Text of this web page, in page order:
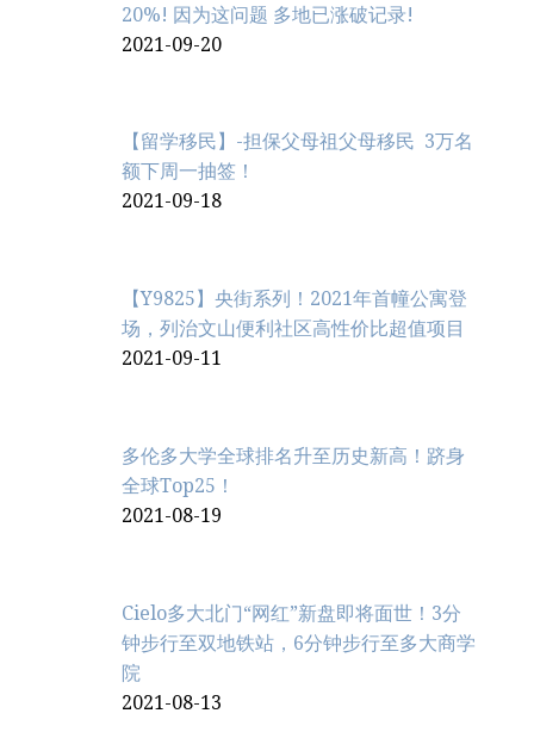
20%! 因为这问题 多地已涨破记录!
2021-09-20
【留学移民】-担保父母祖父母移民 3万名
额下周一抽签！
2021-09-18
【Y9825】央街系列！2021年首幢公寓登
场，列治文山便利社区高性价比超值项目
2021-09-11
多伦多大学全球排名升至历史新高！跻身
全球Top25！
2021-08-19
Cielo多大北门“网红”新盘即将面世！3分
钟步行至双地铁站，6分钟步行至多大商学
院
2021-08-13